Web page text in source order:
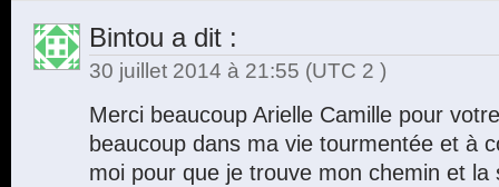
Bintou a dit :
30 juillet 2014 à 21:55 (UTC 2 )
Merci beaucoup Arielle Camille pour
beaucoup dans ma vie tourmentée et à
moi pour que je trouve mon chemin et